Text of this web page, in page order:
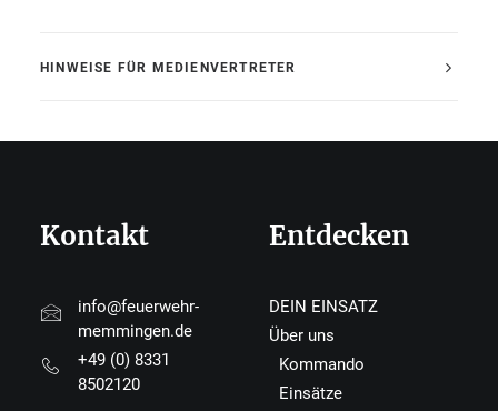
HINWEISE FÜR MEDIENVERTRETER
Kontakt
info@feuerwehr-
memmingen.de
+49 (0) 8331
8502120
Entdecken
DEIN EINSATZ
Über uns
Kommando
Einsätze